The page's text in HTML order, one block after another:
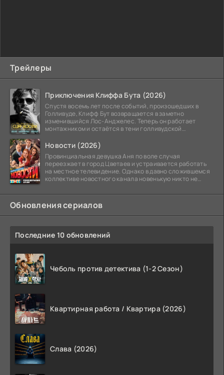
Трейлеры
Приключения Клиффа Бута (2026)
Спустя восемь лет после событий, произошедших в
Голливуде, Клифф Бут возвращается в заметно
изменившийся Лос-Анджелес. Теперь он работает
монтажником и остаётся в тени голливудской
Новости (2026)
Провинциальная девушка Аня по воле случая
переезжает в город Цветаев и устраивается работать
на местное телевидение. Однако в давно сложившемся
коллективе новостного канала новенькую никто не
Обновления сериалов
Последние 10 обновлений
Чеболь против детектива (1-2 Сезон)
Квартирная работа / Квартира (2026)
Слава (2026)